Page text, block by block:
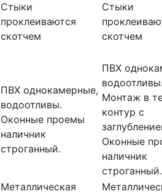
Стыки
проклеиваются
скотчем
Стыки
скотчем
ПВХ однокамерные,
водоотливы.
Оконные проемы
наличник
строганный.
ПВХ
Монтаж в
контур с
Оконные
наличник
строганный.
Металлическая